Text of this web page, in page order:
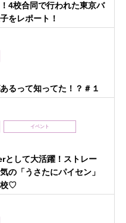
4校合同で行われた東京バ
をレポート！
るって知ってた！？＃１
イベント
として大活躍！ストレー
の「うさたにパイセン」
校♡